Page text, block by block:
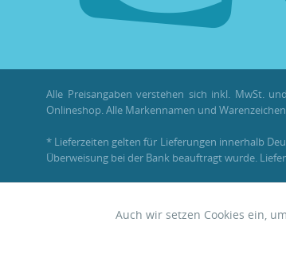
Alle Preisangaben verstehen sich inkl. MwSt.
Onlineshop. Alle Markennamen und
* Lieferzeiten gelten für Lieferungen innerhalb
Überweisung bei der Bank beauftragt wurde.
Auch wir setzen Cookies ein,